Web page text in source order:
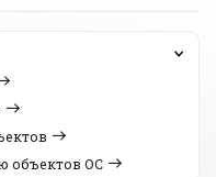
объектов ОС